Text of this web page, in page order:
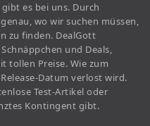
es bei uns. Durch
wo wir suchen müssen,
zu finden. DealGott
und Deals,
tollen Preise. Wie zum
Datum verlost wird.
Test-Artikel oder
Kontingent gibt.